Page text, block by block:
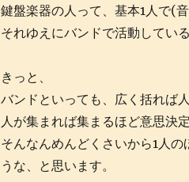
鍵盤楽器の人って、基本1人で(
それゆえにバンドで活動してい
きっと、
バンドといっても、広く括れば
人が集まれば集まるほど意思決
そんなんめんどくさいから1人
うな、と思います。